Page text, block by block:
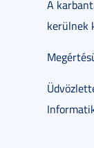
A
kerülnek